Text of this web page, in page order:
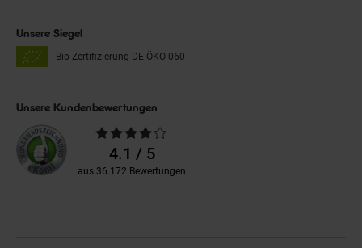
Unsere Siegel
Bio Zertifizierung DE-ÖKO-060
Unsere Kundenbewertungen
Durchschnittliche
Bewertungen4.1 / 5
aus 36.172 Bewertungen